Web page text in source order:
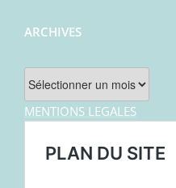
ARCHIVES
Archives
MENTIONS LEGALES